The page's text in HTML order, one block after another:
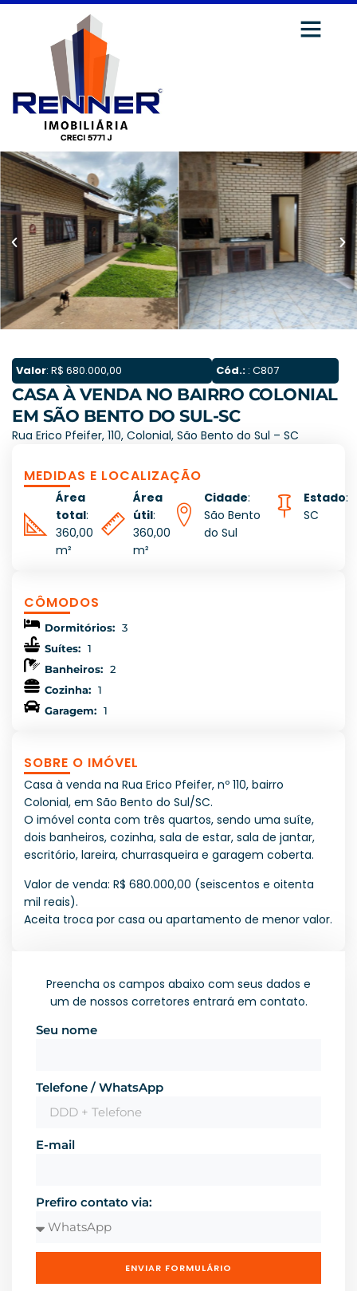
Valor: R$ 680.000,00 Cód.: : C807
CASA À VENDA NO BAIRRO COLONIAL
EM SÃO BENTO DO SUL-SC
Rua Erico Pfeifer, 110, Colonial, São Bento do Sul – SC
MEDIDAS E LOCALIZAÇÃO
Área
total:
360,00
m²
Área
útil:
360,00
m²
Cidade:
São Bento
do Sul
Estado:
SC
CÔMODOS
Dormitórios: 3
Suítes: 1
Banheiros: 2
Cozinha: 1
Garagem: 1
SOBRE O IMÓVEL
Casa à venda na Rua Erico Pfeifer, nº 110, bairro
Colonial, em São Bento do Sul/SC.
O imóvel conta com três quartos, sendo uma suíte,
dois banheiros, cozinha, sala de estar, sala de jantar,
escritório, lareira, churrasqueira e garagem coberta.
Valor de venda: R$ 680.000,00 (seiscentos e oitenta
mil reais).
Aceita troca por casa ou apartamento de menor valor.
Preencha os campos abaixo com seus dados e
um de nossos corretores entrará em contato.
Seu nome
Telefone / WhatsApp
E-mail
Prefiro contato via:
ENVIAR FORMULÁRIO